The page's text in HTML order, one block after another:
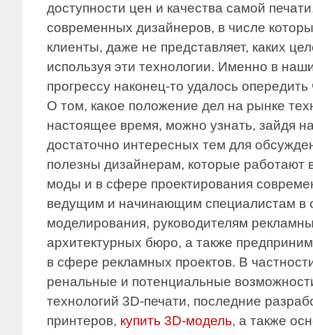
доступности цен и качества самой
современных дизайнеров, в числе
клиенты, даже не представляет, каких
используя эти технологии. Именно в
прогрессу наконец-то удалось
О том, какое положение дел на рынке
настоящее время, можно узнать, зайдя
достаточно интересных тем для
полезны дизайнерам, которые работают
моды и в сфере проектирования
ведущим и начинающим специалистам в
моделирования, руководителям
архитектурных бюро, а также
в сфере рекламных проектов. В
ренальные и потенциальные
технологий 3D-печати, последние
принтеров, купить 3D-модель, а также